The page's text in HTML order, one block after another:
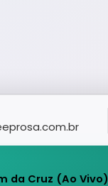
da Cruz (Ao Vivo)